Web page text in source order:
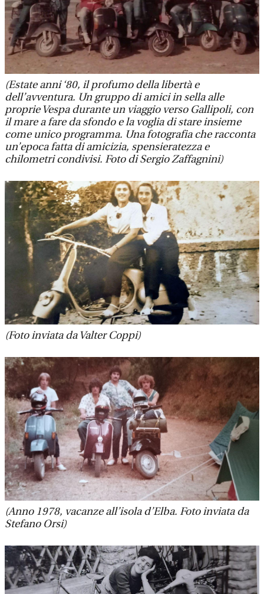
(Estate anni ‘80, il profumo della libertà e
dell’avventura. Un gruppo di amici in sella alle
proprie Vespa durante un viaggio verso Gallipoli, con
il mare a fare da sfondo e la voglia di stare insieme
come unico programma. Una fotografia che racconta
un’epoca fatta di amicizia, spensieratezza e
chilometri condivisi. Foto di Sergio Zaffagnini)
(Foto inviata da Valter Coppi)
(Anno 1978, vacanze all’isola d’Elba. Foto inviata da
Stefano Orsi)